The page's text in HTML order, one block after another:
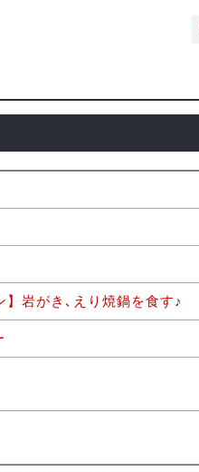
】岩がき､えり焼鍋を食す♪